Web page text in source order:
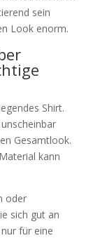
sein
Look enorm.
Shirt.
Gesamtlook.
kann
oder
sich gut an
für eine